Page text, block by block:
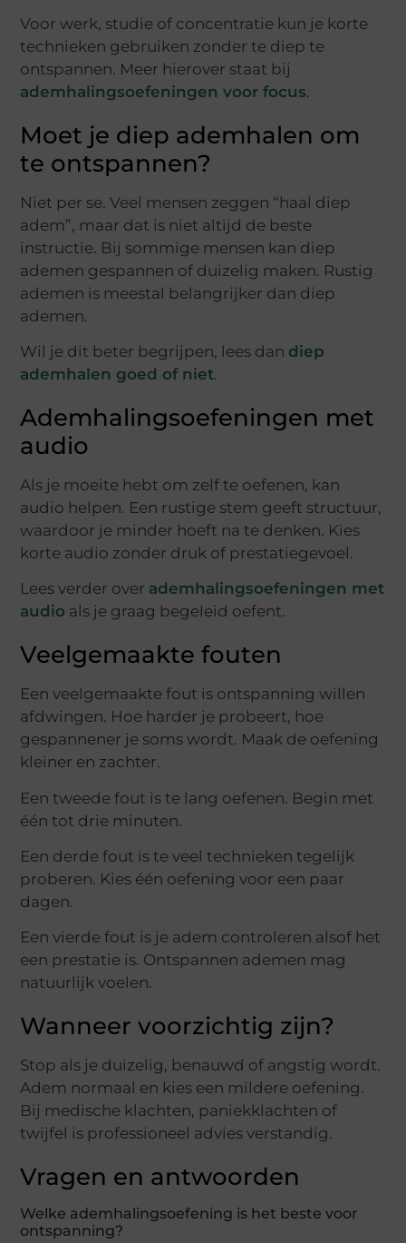
Voor werk, studie of concentratie kun je korte
technieken gebruiken zonder te diep te
ontspannen. Meer hierover staat bij
ademhalingsoefeningen voor focus.
Moet je diep ademhalen om
te ontspannen?
Niet per se. Veel mensen zeggen “haal diep
adem”, maar dat is niet altijd de beste
instructie. Bij sommige mensen kan diep
ademen gespannen of duizelig maken. Rustig
ademen is meestal belangrijker dan diep
ademen.
Wil je dit beter begrijpen, lees dan diep
ademhalen goed of niet.
Ademhalingsoefeningen met
audio
Als je moeite hebt om zelf te oefenen, kan
audio helpen. Een rustige stem geeft structuur,
waardoor je minder hoeft na te denken. Kies
korte audio zonder druk of prestatiegevoel.
Lees verder over ademhalingsoefeningen met
audio als je graag begeleid oefent.
Veelgemaakte fouten
Een veelgemaakte fout is ontspanning willen
afdwingen. Hoe harder je probeert, hoe
gespannener je soms wordt. Maak de oefening
kleiner en zachter.
Een tweede fout is te lang oefenen. Begin met
één tot drie minuten.
Een derde fout is te veel technieken tegelijk
proberen. Kies één oefening voor een paar
dagen.
Een vierde fout is je adem controleren alsof het
een prestatie is. Ontspannen ademen mag
natuurlijk voelen.
Wanneer voorzichtig zijn?
Stop als je duizelig, benauwd of angstig wordt.
Adem normaal en kies een mildere oefening.
Bij medische klachten, paniekklachten of
twijfel is professioneel advies verstandig.
Vragen en antwoorden
Welke ademhalingsoefening is het beste voor
ontspanning?